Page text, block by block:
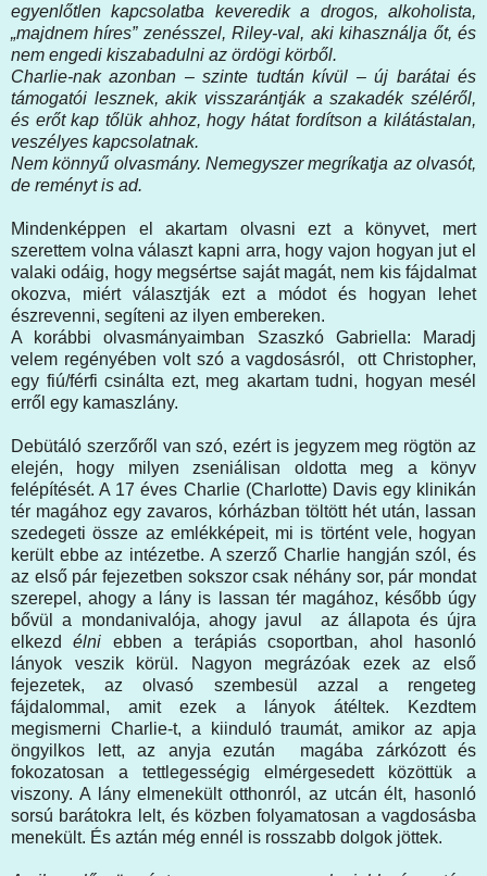
egyenlőtlen kapcsolatba keveredik a drogos, alkoholista,
„majdnem híres” zenésszel, Riley-val, aki kihasználja őt, és
nem engedi kiszabadulni az ördögi körből.
Charlie-nak azonban – szinte tudtán kívül – új barátai és
támogatói lesznek, akik visszarántják a szakadék széléről,
és erőt kap tőlük ahhoz, hogy hátat fordítson a kilátástalan,
veszélyes kapcsolatnak.
Nem könnyű olvasmány. Nemegyszer megríkatja az olvasót,
de reményt is ad.
Mindenképpen el akartam olvasni ezt a könyvet, mert
szerettem volna választ kapni arra, hogy vajon hogyan jut el
valaki odáig, hogy megsértse saját magát, nem kis fájdalmat
okozva, miért választják ezt a módot és hogyan lehet
észrevenni, segíteni az ilyen embereken.
A korábbi olvasmányaimban Szaszkó Gabriella: Maradj
velem regényében volt szó a vagdosásról, ott Christopher,
egy fiú/férfi csinálta ezt, meg akartam tudni, hogyan mesél
erről egy kamaszlány.
Debütáló szerzőről van szó, ezért is jegyzem meg rögtön az
elején, hogy milyen zseniálisan oldotta meg a könyv
felépítését. A 17 éves Charlie (Charlotte) Davis egy klinikán
tér magához egy zavaros, kórházban töltött hét után, lassan
szedegeti össze az emlékképeit, mi is történt vele, hogyan
került ebbe az intézetbe. A szerző Charlie hangján szól, és
az első pár fejezetben sokszor csak néhány sor, pár mondat
szerepel, ahogy a lány is lassan tér magához, később úgy
bővül a mondanivalója, ahogy javul az állapota és újra
elkezdélni ebben a terápiás csoportban, ahol hasonló
lányok veszik körül. Nagyon megrázóak ezek az első
fejezetek, az olvasó szembesül azzal a rengeteg
fájdalommal, amit ezek a lányok átéltek. Kezdtem
megismerni Charlie-t, a kiinduló traumát, amikor az apja
öngyilkos lett, az anyja ezután magába zárkózott és
fokozatosan a tettlegességig elmérgesedett közöttük a
viszony. A lány elmenekült otthonról, az utcán élt, hasonló
sorsú barátokra lelt, és közben folyamatosan a vagdosásba
menekült. És aztán még ennél is rosszabb dolgok jöttek.